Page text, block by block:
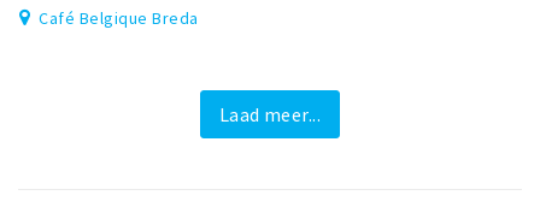
Café Belgique Breda
Laad meer...